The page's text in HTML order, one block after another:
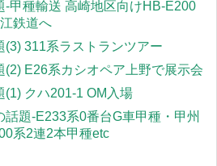
-甲種輸送 高崎地区向けHB-E200
鉄道へ
(3) 311系ラストランツアー
(2) E26系カシオペア上野で展示会
(1) クハ201-1 OM入場
話題-E233系0番台G車甲種・甲州
系2連2本甲種etc